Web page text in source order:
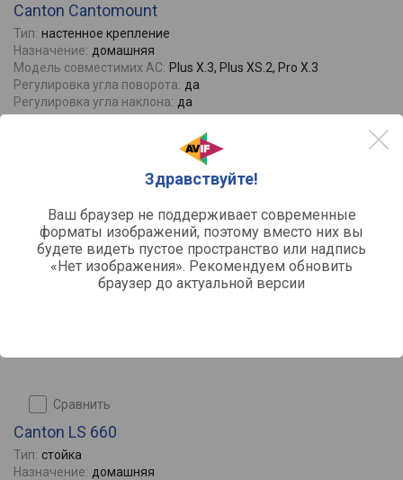
Здравствуйте!
Ваш браузер не поддерживает современные
форматы изображений, поэтому вместо них вы
будете видеть пустое пространство или надпись
«Нет изображения». Рекомендуем обновить
браузер до актуальной версии
Canton Cantomount
Тип: настенное крепление
Назначение: домашняя
Модель совместимих АС: Plus X.3, Plus XS.2, Pro X.3
Регулировка угла поворота: да
Регулировка угла наклона: да
сравнить
Canton LS 660
Тип: стойка
Назначение: домашняя